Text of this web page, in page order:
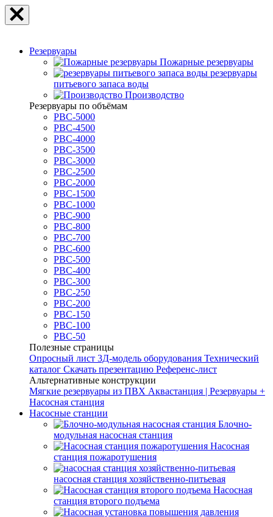
Резервуары
Пожарные резервуары
резервуары
питьевого запаса воды
Производство
Резервуары по объёмам
РВС-5000
РВС-4500
РВС-4000
РВС-3500
РВС-3000
РВС-2500
РВС-2000
РВС-1500
РВС-1000
РВС-900
РВС-800
РВС-700
РВС-600
РВС-500
РВС-400
РВС-300
РВС-250
РВС-200
РВС-150
РВС-100
РВС-50
Полезные страницы
Опросный лист 3Д-модель оборудования Технический
каталог Скачать презентацию Референс-лист
Альтернативные конструкции
Мягкие резервуары из ПВХ Аквастанция | Резервуары +
Насосная станция
Насосные станции
Блочно-
модульная насосная станция
Насосная
станция пожаротушения
насосная станция хозяйственно-питьевая
Насосная
станция второго подъема